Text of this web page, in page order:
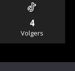
4
Volgers